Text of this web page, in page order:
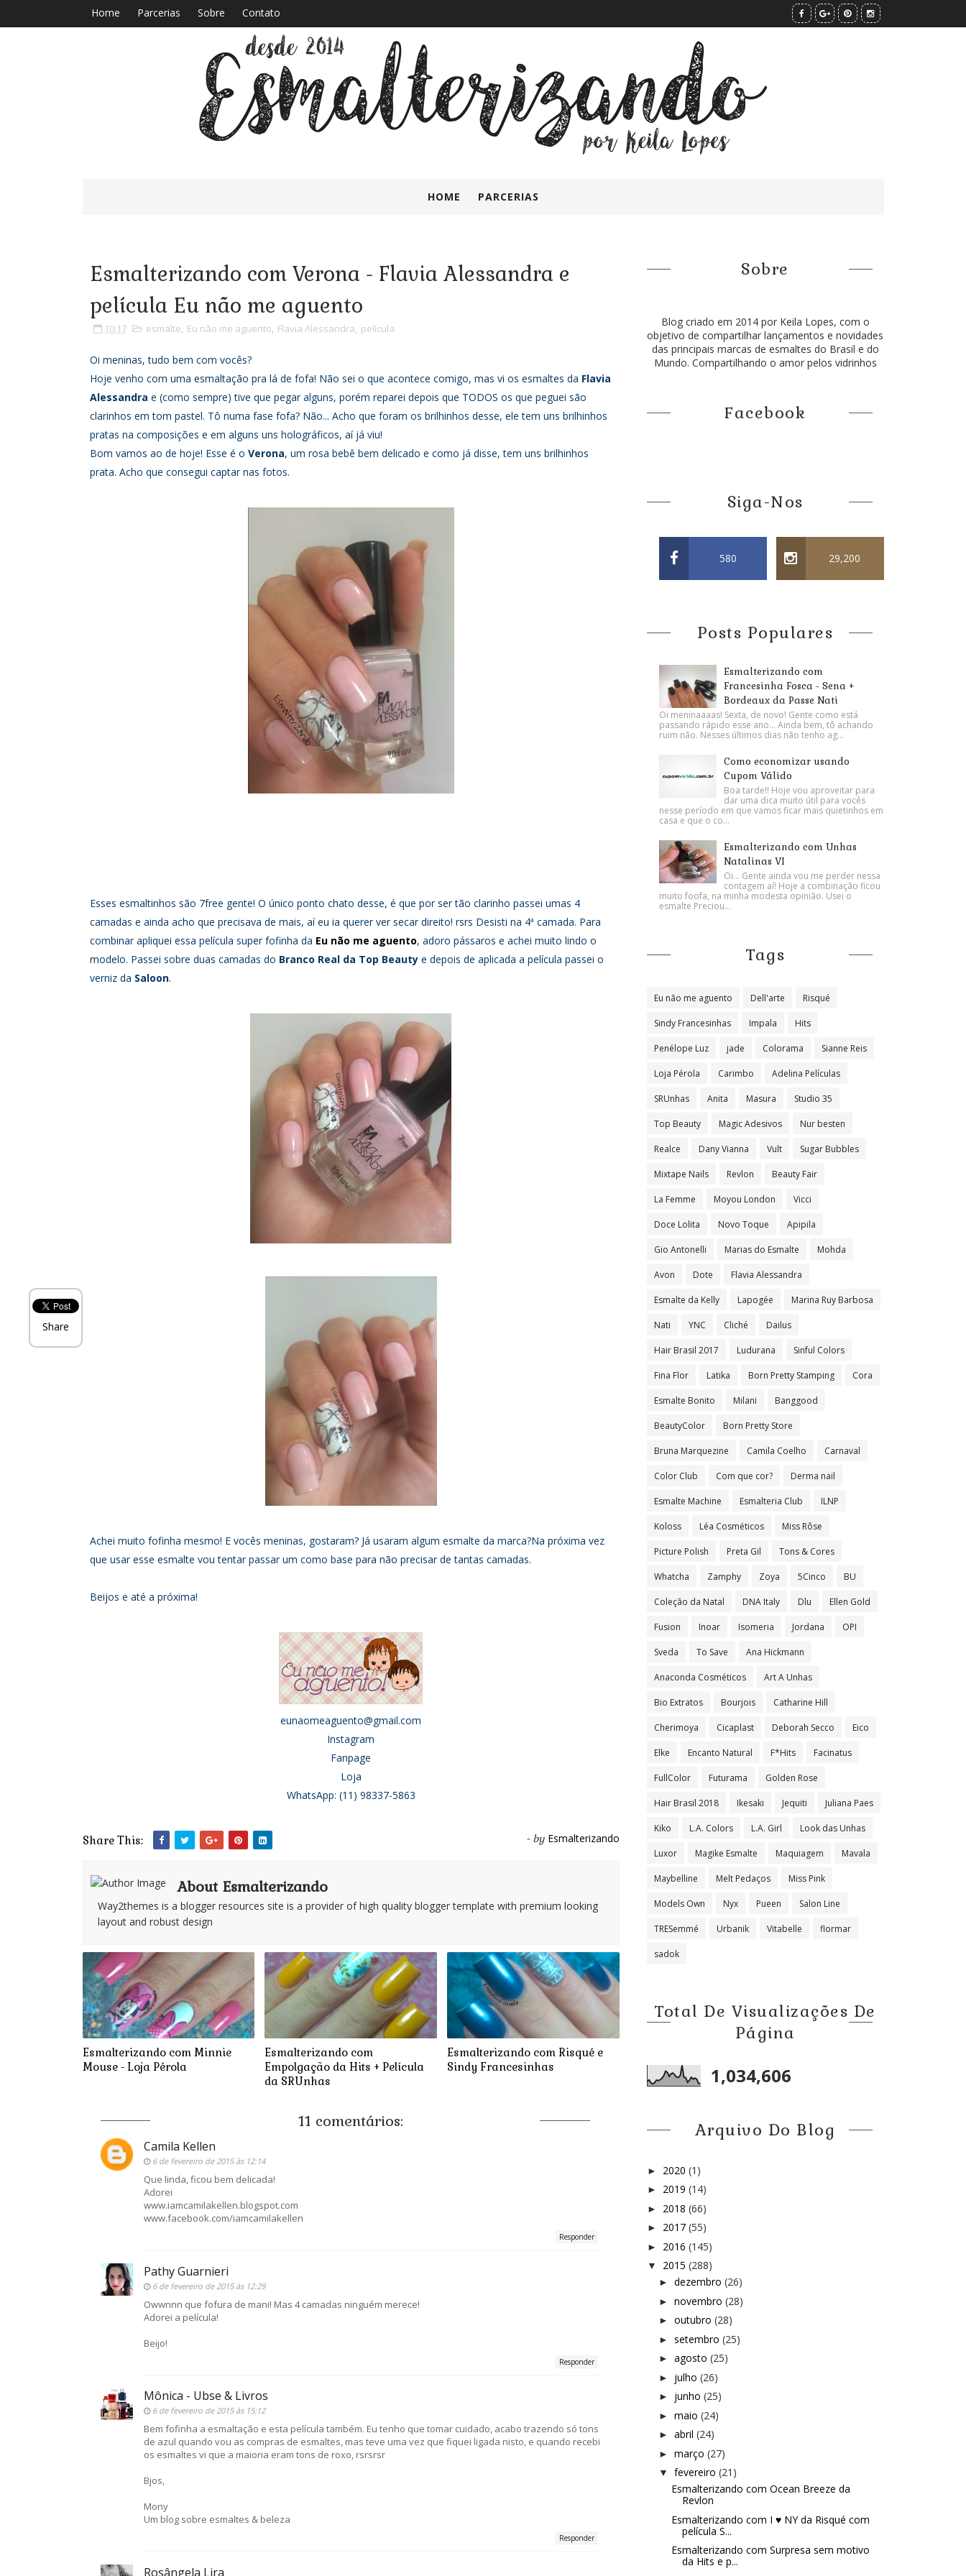
Home Parcerias Sobre Contato
HOME PARCERIAS
Esmalterizando com Verona - Flavia Alessandra e
película Eu não me aguento
10:17 esmalte, Eu não me aguento, Flavia Alessandra, película
Oi meninas, tudo bem com vocês?
Hoje venho com uma esmaltação pra lá de fofa! Não sei o que acontece comigo, mas vi os esmaltes da Flavia
Alessandra e (como sempre) tive que pegar alguns, porém reparei depois que TODOS os que peguei são
clarinhos em tom pastel. Tô numa fase fofa? Não... Acho que foram os brilhinhos desse, ele tem uns brilhinhos
pratas na composições e em alguns uns holográficos, aí já viu!
Bom vamos ao de hoje! Esse é o Verona, um rosa bebê bem delicado e como já disse, tem uns brilhinhos
prata. Acho que consegui captar nas fotos.
Esses esmaltinhos são 7free gente! O único ponto chato desse, é que por ser tão clarinho passei umas 4
camadas e ainda acho que precisava de mais, aí eu ia querer ver secar direito! rsrs Desisti na 4ª camada. Para
combinar apliquei essa película super fofinha da Eu não me aguento, adoro pássaros e achei muito lindo o
modelo. Passei sobre duas camadas do Branco Real da Top Beautye depois de aplicada a película passei o
verniz da Saloon.
Achei muito fofinha mesmo! E vocês meninas, gostaram? Já usaram algum esmalte da marca?Na próxima vez
que usar esse esmalte vou tentar passar um como base para não precisar de tantas camadas.
Beijos e até a próxima!
eunaomeaguento@gmail.com
Instagram
Fanpage
Loja
WhatsApp: (11) 98337-5863
Share This: - by Esmalterizando
About Esmalterizando
Way2themes is a blogger resources site is a provider of high quality blogger template with premium looking
layout and robust design
Esmalterizando com Minnie
Mouse - Loja Pérola
Esmalterizando com
Empolgação da Hits + Película
da SRUnhas
Esmalterizando com Risqué e
Sindy Francesinhas
11 comentários:
Camila Kellen
6 de fevereiro de 2015 às 12:14
Que linda, ficou bem delicada!
Adorei
www.iamcamilakellen.blogspot.com
www.facebook.com/iamcamilakellen
Responder
Pathy Guarnieri
6 de fevereiro de 2015 às 12:29
Owwnnn que fofura de mani! Mas 4 camadas ninguém merece!
Adorei a película!
Beijo!
Responder
Mônica - Ubse & Livros
6 de fevereiro de 2015 às 15:12
Bem fofinha a esmaltação e esta película também. Eu tenho que tomar cuidado, acabo trazendo só tons
de azul quando vou as compras de esmaltes, mas teve uma vez que fiquei ligada nisto, e quando recebi
os esmaltes vi que a maioria eram tons de roxo, rsrsrsr
Bjos,
Mony
Um blog sobre esmaltes & beleza
Responder
Rosângela Lira
Sobre
Blog criado em 2014 por Keila Lopes, com o
objetivo de compartilhar lançamentos e novidades
das principais marcas de esmaltes do Brasil e do
Mundo. Compartilhando o amor pelos vidrinhos
Facebook
Siga-Nos
580 29,200
Posts Populares
Esmalterizando com
Francesinha Fosca - Sena +
Bordeaux da Passe Nati
Oi meninaaaas! Sexta, de novo! Gente como está
passando rápido esse ano... Ainda bem, tô achando
ruim não. Nesses últimos dias não tenho ag...
Como economizar usando
Cupom Válido
Boa tarde!! Hoje vou aproveitar para
dar uma dica muito útil para vocês
nesse período em que vamos ficar mais quietinhos em
casa e que o co...
Esmalterizando com Unhas
Natalinas VI
Oi... Gente ainda vou me perder nessa
contagem aí! Hoje a combinação ficou
muito foofa, na minha modesta opinião. Usei o
esmalte Preciou...
Share
Tags
Eu não me aguento Dell'arte Risqué
Sindy Francesinhas Impala Hits
Penélope Luz jade Colorama Sianne Reis
Loja Pérola Carimbo Adelina Películas
SRUnhas Anita Masura Studio 35
Top Beauty Magic Adesivos Nur besten
Realce Dany Vianna Vult Sugar Bubbles
Mixtape Nails Revlon Beauty Fair
La Femme Moyou London Vicci
Doce Lolita Novo Toque Apipila
Gio Antonelli Marias do Esmalte Mohda
Avon Dote Flavia Alessandra
Esmalte da Kelly Lapogée Marina Ruy Barbosa
Nati YNC Cliché Dailus
Hair Brasil 2017 Ludurana Sinful Colors
Fina Flor Latika Born Pretty Stamping Cora
Esmalte Bonito Milani Banggood
BeautyColor Born Pretty Store
Bruna Marquezine Camila Coelho Carnaval
Color Club Com que cor? Derma nail
Esmalte Machine Esmalteria Club ILNP
Koloss Léa Cosméticos Miss Rôse
Picture Polish Preta Gil Tons & Cores
Whatcha Zamphy Zoya 5Cinco BU
Coleção da Natal DNA Italy Dlu Ellen Gold
Fusion Inoar Isomeria Jordana OPI
Sveda To Save Ana Hickmann
Anaconda Cosméticos Art A Unhas
Bio Extratos Bourjois Catharine Hill
Cherimoya Cicaplast Deborah Secco Eico
Elke Encanto Natural F*Hits Facinatus
FullColor Futurama Golden Rose
Hair Brasil 2018 Ikesaki Jequiti Juliana Paes
Kiko L.A. Colors L.A. Girl Look das Unhas
Luxor Magike Esmalte Maquiagem Mavala
Maybelline Melt Pedaços Miss Pink
Models Own Nyx Pueen Salon Line
TRESemmé Urbanik Vitabelle flormar
sadok
Total De Visualizações De
Página
1,034,606
Arquivo Do Blog
► 2020 (1)
► 2019 (14)
► 2018 (66)
► 2017 (55)
► 2016 (145)
▼ 2015 (288)
►dezembro(26)
►novembro(28)
►outubro(28)
►setembro(25)
►agosto(25)
► julho(26)
► junho(25)
►maio(24)
►abril(24)
►março(27)
▼fevereiro(21)
Esmalterizando com Ocean Breeze da
Revlon
Esmalterizando com I ♥ NY da Risqué com
película S...
Esmalterizando com Surpresa sem motivo
da Hits e p...